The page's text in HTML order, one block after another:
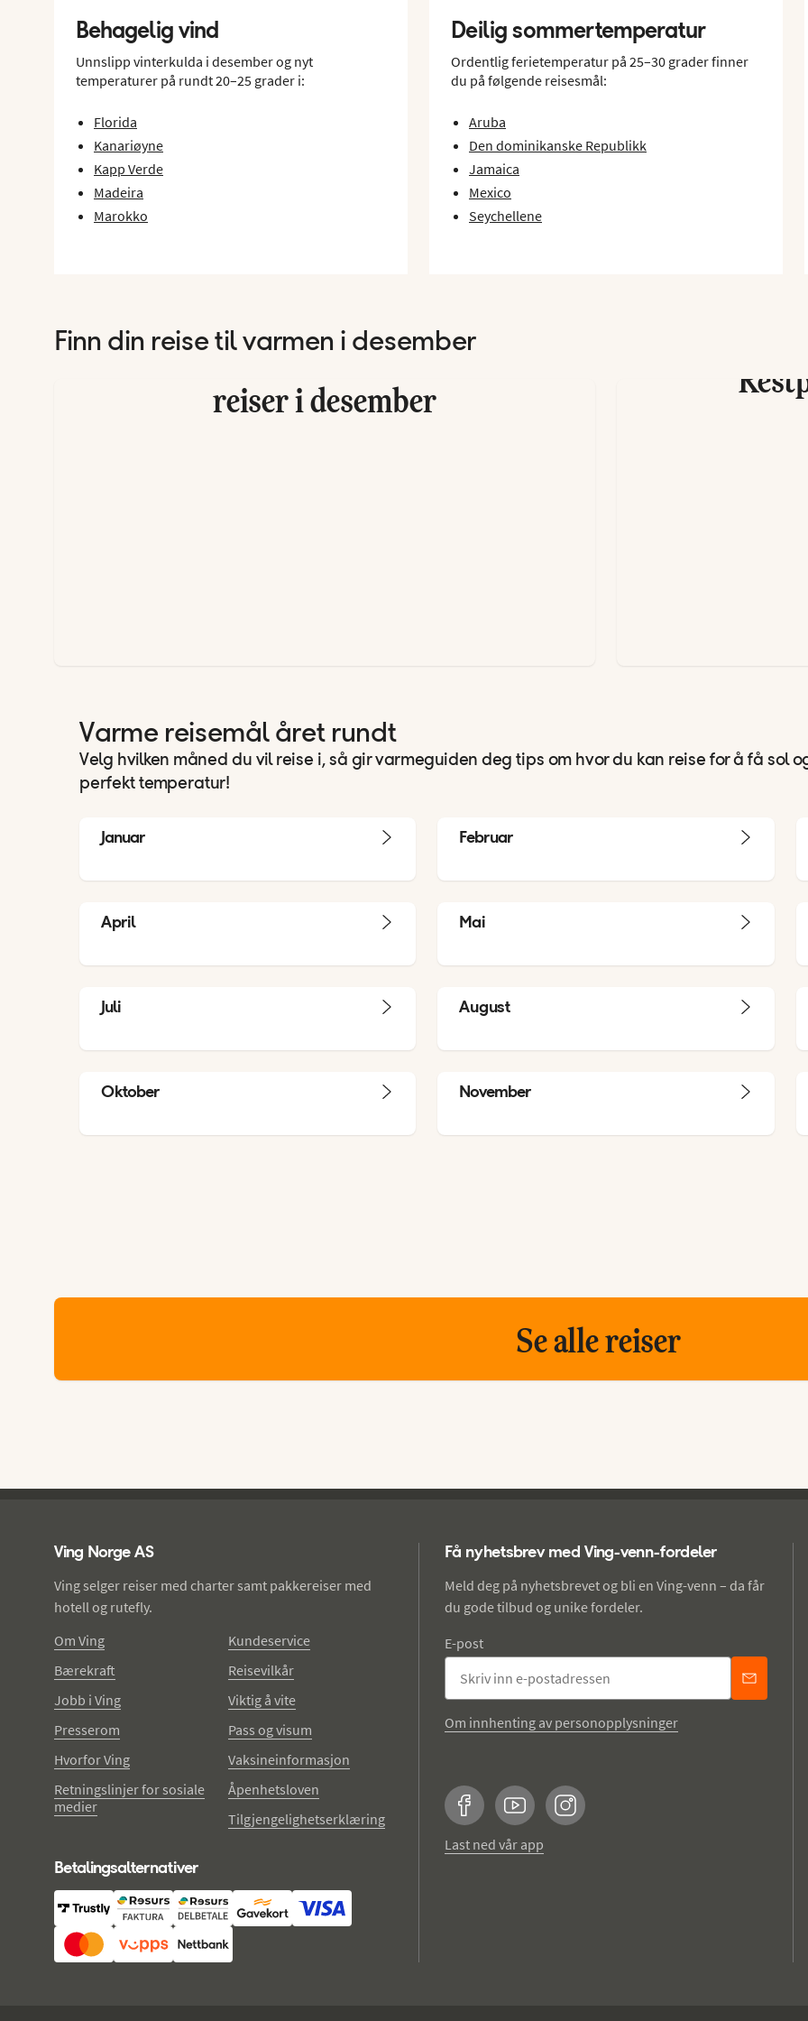
Behagelig vind
Unnslipp vinterkulda i desember og nyt
temperaturer på rundt 20–25 grader i:
Florida
Kanariøyne
Kapp Verde
Madeira
Marokko
Deilig sommertemperatur
Ordentlig ferietemperatur på 25–30 grader finner
du på følgende reisesmål:
Aruba
Den dominikanske Republikk
Jamaica
Mexico
Seychellene
Finn din reise til varmen i desember
Unn deg litt ekstra All Inclusive-
reiser i desember
Varme reisemål året rundt
Velg hvilken måned du vil reise i, så gir varmeguiden deg tips om hvor du kan reise for å få sol
perfekt temperatur!
Januar Februar
April Mai
Juli August
Oktober November
Se alle reiser
Ving Norge AS
Ving selger reiser med charter samt pakkereiser med
hotell og rutefly.
Om Ving
Bærekraft
Jobb i Ving
Presserom
Hvorfor Ving
Retningslinjer for sosiale
medier
Kundeservice
Reisevilkår
Viktig å vite
Pass og visum
Vaksineinformasjon
Åpenhetsloven
Tilgjengelighetserklæring
Betalingsalternativer
Få nyhetsbrev med Ving-venn-fordeler
Meld deg på nyhetsbrevet og bli en Ving-venn – da får
du gode tilbud og unike fordeler.
E-post
Om innhenting av personopplysninger
FacebookYouTubeInstagram
Last ned vår app